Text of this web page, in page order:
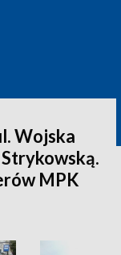
Wojska
MPK